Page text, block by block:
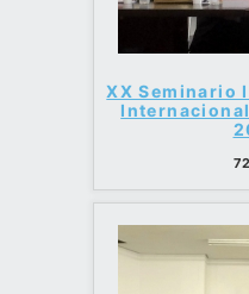
XX Seminario
72